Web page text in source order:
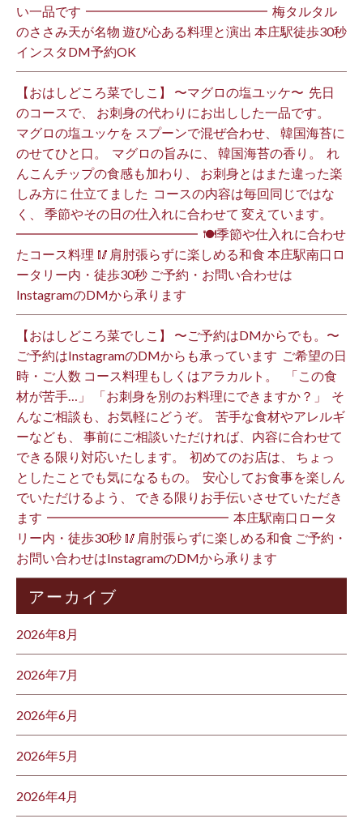
い一品です️ ⁡ ━━━━━━━━━━━━━━ ⁡ 梅タルタル
のささみ天が名物 遊び心ある料理と演出 本庄駅徒歩30秒
インスタDM予約OK ⁡
【おはしどころ菜でしこ】 〜マグロの塩ユッケ〜 ⁡ 先日
のコースで、 お刺身の代わりにお出しした一品です。 ⁡
マグロの塩ユッケを スプーンで混ぜ合わせ、 韓国海苔に
のせてひと口。 ⁡ マグロの旨みに、 韓国海苔の香り。 ⁡ れ
んこんチップの食感も加わり、 お刺身とはまた違った楽
しみ方に 仕立てました️ ⁡ コースの内容は毎回同じではな
く、 季節やその日の仕入れに合わせて 変えています。 ⁡
━━━━━━━━━━━━━━ ⁡ 🍽季節や仕入れに合わせ
たコース料理 🥢肩肘張らずに楽しめる和食 本庄駅南口ロ
ータリー内・徒歩30秒 ご予約・お問い合わせは
InstagramのDMから承ります ⁡
【おはしどころ菜でしこ】 〜ご予約はDMからでも。〜 ⁡
ご予約はInstagramのDMからも承っています ⁡ ご希望の日
時・ご人数 コース料理もしくはアラカルト。 ⁡ ⁡ 「この食
材が苦手…」 「お刺身を別のお料理にできますか？」 ⁡ そ
んなご相談も、お気軽にどうぞ。 ⁡ 苦手な食材やアレルギ
ーなども、 事前にご相談いただければ、内容に合わせて
できる限り対応いたします。 ⁡ 初めてのお店は、 ちょっ
としたことでも気になるもの。 ⁡ 安心してお食事を楽しん
でいただけるよう、 できる限りお手伝いさせていただき
ます️ ⁡ ━━━━━━━━━━━━━━ ⁡ 本庄駅南口ロータ
リー内・徒歩30秒 🥢肩肘張らずに楽しめる和食 ご予約・
お問い合わせはInstagramのDMから承ります ⁡
アーカイブ
2026年8月
2026年7月
2026年6月
2026年5月
2026年4月